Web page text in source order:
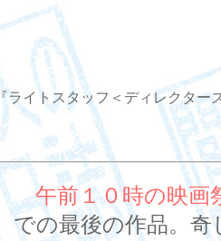
『ライトスタッフ＜ディレクター
午前１０時の映画
での最後の作品。